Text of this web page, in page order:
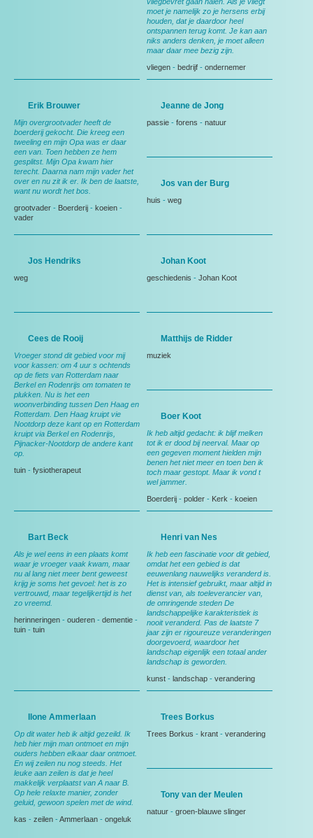
moet je namelijk zo je hersens erbij
houden, dat je daardoor heel
ontspannen terug komt. Je kan aan
niks anders denken, je moet alleen
maar daar mee bezig zijn.
vliegen - bedrijf - ondernemer
Erik Brouwer
Mijn overgrootvader heeft de
boerderij gekocht. Die kreeg een
tweeling en mijn Opa was er daar
een van. Toen hebben ze hem
gesplitst. Mijn Opa kwam hier
terecht. Daarna nam mijn vader het
over en nu zit ik er. Ik ben de laatste,
want nu wordt het bos.
grootvader - Boerderij - koeien -
vader
Jeanne de Jong
passie - forens - natuur
Jos van der Burg
huis - weg
Jos Hendriks
weg
Johan Koot
geschiedenis - Johan Koot
Cees de Rooij
Vroeger stond dit gebied voor mij
voor kassen: om 4 uur s ochtends
op de fiets van Rotterdam naar
Berkel en Rodenrijs om tomaten te
plukken. Nu is het een
woonverbinding tussen Den Haag en
Rotterdam. Den Haag kruipt vie
Nootdorp deze kant op en Rotterdam
kruipt via Berkel en Rodenrijs,
Pijnacker-Nootdorp de andere kant
op.
tuin - fysiotherapeut
Matthijs de Ridder
muziek
Boer Koot
Ik heb altijd gedacht: ik blijf melken
tot ik er dood bij neerval. Maar op
een gegeven moment hielden mijn
benen het niet meer en toen ben ik
toch maar gestopt. Maar ik vond t
wel jammer.
Boerderij - polder - Kerk - koeien
Bart Beck
Als je wel eens in een plaats komt
waar je vroeger vaak kwam, maar
nu al lang niet meer bent geweest
krijg je soms het gevoel: het is zo
vertrouwd, maar tegelijkertijd is het
zo vreemd.
herinneringen - ouderen - dementie -
tuin - tuin
Henri van Nes
Ik heb een fascinatie voor dit gebied,
omdat het een gebied is dat
eeuwenlang nauwelijks veranderd is.
Het is intensief gebruikt, maar altijd in
dienst van, als toeleverancier van,
de omringende steden De
landschappelijke karakteristiek is
nooit veranderd. Pas de laatste 7
jaar zijn er rigoureuze veranderingen
doorgevoerd, waardoor het
landschap eigenlijk een totaal ander
landschap is geworden.
kunst - landschap - verandering
Ilone Ammerlaan
Op dit water heb ik altijd gezeild. Ik
heb hier mijn man ontmoet en mijn
ouders hebben elkaar daar ontmoet.
En wij zeilen nu nog steeds. Het
leuke aan zeilen is dat je heel
makkelijk verplaatst van A naar B.
Op hele relaxte manier, zonder
geluid, gewoon spelen met de wind.
kas - zeilen - Ammerlaan - ongeluk
Trees Borkus
Trees Borkus - krant - verandering
Tony van der Meulen
natuur - groen-blauwe slinger